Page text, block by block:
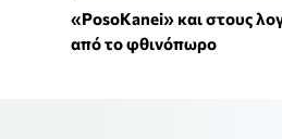
«PosoKanei» και στους
από το φθινόπωρο